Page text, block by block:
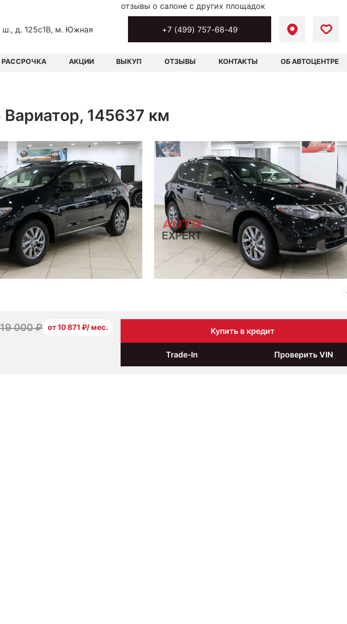
ш., д. 125с1В, м. Южная +7 (499) 757-68-49
РАССРОЧКА АКЦИИ ВЫКУП ОТЗЫВЫ КОНТАКТЫ ОБ АВТОЦЕНТРЕ
отзывы о салоне с других площадок
145637 км
000 ₽ от 10 871 ₽/ мес. Купить в кредит
Trade-In Проверить VIN